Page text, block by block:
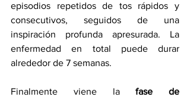
episodios repetidos de tos rápidos y
consecutivos, seguidos de una
inspiración profunda apresurada. La
enfermedad en total puede durar
alrededor de 7 semanas.
Finalmente viene la fase de